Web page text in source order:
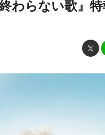
わらない歌』